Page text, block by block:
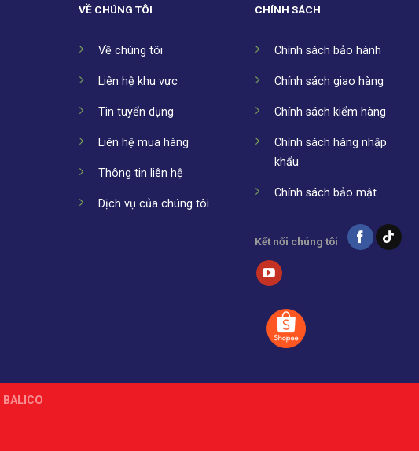
VỀ CHÚNG TÔI
Về chúng tôi
Liên hệ khu vực
Tin tuyển dụng
Liên hệ mua hàng
Thông tin liên hệ
Dịch vụ của chúng tôi
CHÍNH SÁCH
Chính sách bảo hành
Chính sách giao hàng
Chính sách kiểm hàng
Chính sách hàng nhập
khẩu
Chính sách bảo mật
Kết nối chúng tôi
BALICO